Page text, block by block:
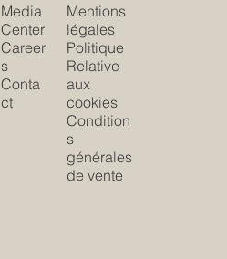
Media
Center
Career
s
Conta
ct
Mentions
légales
Politique
Relative
aux
cookies
Condition
s
générales
de vente